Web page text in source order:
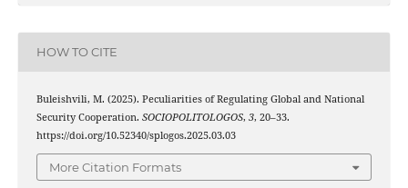
HOW TO CITE
Buleishvili, M. (2025). Peculiarities of Regulating Global and National
Security Cooperation. SOCIOPOLITOLOGOS, 3, 20–33.
https://doi.org/10.52340/splogos.2025.03.03
More Citation Formats